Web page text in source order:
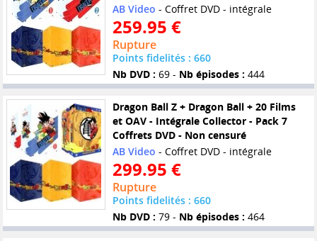
AB Video - Coffret DVD - intégrale
259.95 €
Rupture
Points fidelités : 660
Nb DVD : 69 - Nb épisodes : 444
Dragon Ball Z + Dragon Ball + 20 Films
et OAV - Intégrale Collector - Pack 7
Coffrets DVD - Non censuré
AB Video - Coffret DVD - intégrale
299.95 €
Rupture
Points fidelités : 660
Nb DVD : 79 - Nb épisodes : 464